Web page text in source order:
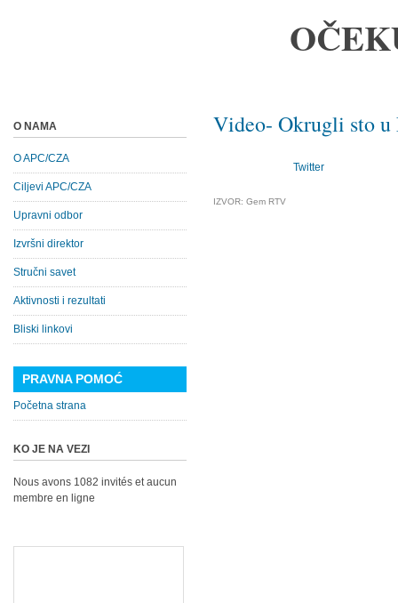
Video- Okrugli sto u
Twitter
IZVOR: Gem RTV
O NAMA
O APC/CZA
Ciljevi APC/CZA
Upravni odbor
Izvršni direktor
Stručni savet
Aktivnosti i rezultati
Bliski linkovi
PRAVNA POMOĆ
Početna strana
KO JE NA VEZI
Nous avons 1082 invités et aucun
membre en ligne